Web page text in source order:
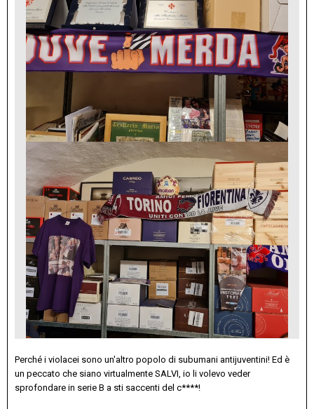
Perché i violacei sono un'altro popolo di subumani antijuventini! Ed è
un peccato che siano virtualmente SALVI, io li volevo veder
sprofondare in serie B a sti saccenti del c****!